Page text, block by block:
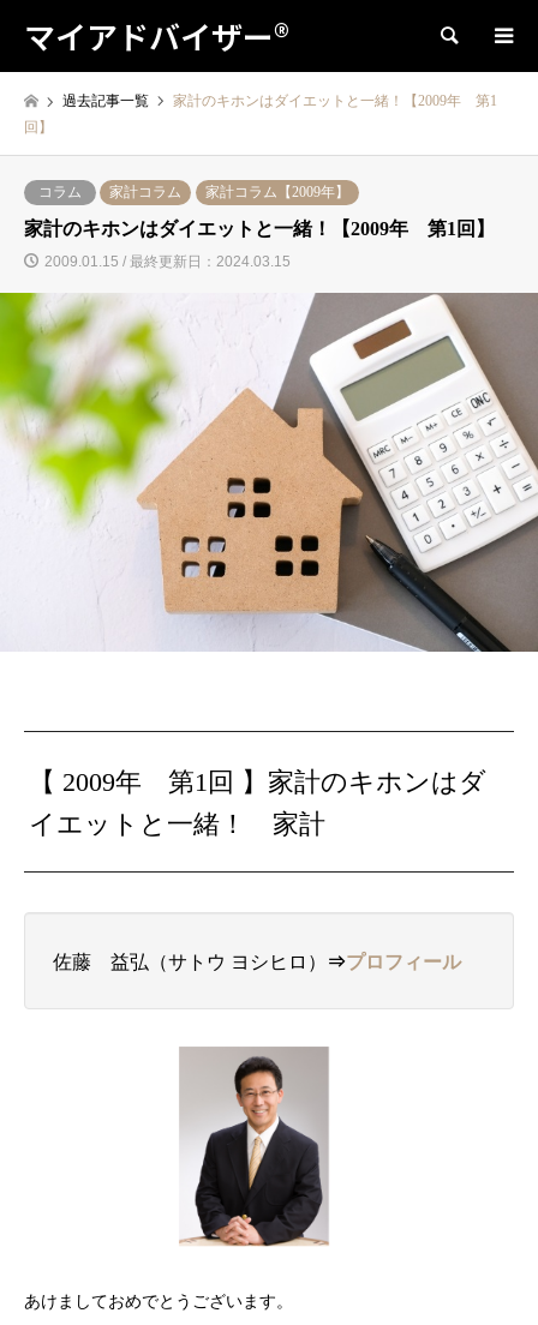
マイアドバイザー® 検索
過去記事一覧
家計のキホンはダイエットと一緒！【2009年 第1
回】
コラム 家計コラム 家計コラム【2009年】
家計のキホンはダイエットと一緒！【2009年 第1回】
2009.01.15 / 最終更新日：2024.03.15
【 2009年 第1回 】 家計のキホンはダ
イエットと一緒！ 家計
佐藤 益弘（サトウ ヨシヒロ） ⇒プロフィール
あけましておめでとうございます。